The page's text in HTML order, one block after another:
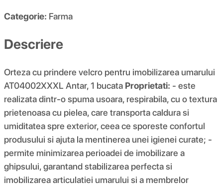
Categorie: Farma
Descriere
Orteza cu prindere velcro pentru imobilizarea umarului
AT04002XXXL Antar, 1 bucata Proprietati: - este
realizata dintr-o spuma usoara, respirabila, cu o textura
prietenoasa cu pielea, care transporta caldura si
umiditatea spre exterior, ceea ce sporeste confortul
produsului si ajuta la mentinerea unei igienei curate; -
permite minimizarea perioadei de imobilizare a
ghipsului, garantand stabilizarea perfecta si
imobilizarea articulatiei umarului si a membrelor